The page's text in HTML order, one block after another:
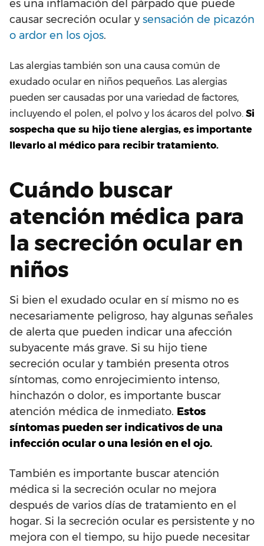
es una inflamación del párpado que puede
causar secreción ocular ysensación de picazón
o ardor en los ojos.
Las alergias también son una causa común de
exudado ocular en niños pequeños. Las alergias
pueden ser causadas por una variedad de factores,
incluyendo el polen, el polvo y los ácaros del polvo. Si
sospecha que su hijo tiene alergias, es importante
llevarlo al médico para recibir tratamiento.
Cuándo buscar
atención médica para
la secreción ocular en
niños
Si bien el exudado ocular en sí mismo no es
necesariamente peligroso, hay algunas señales
de alerta que pueden indicar una afección
subyacente más grave. Si su hijo tiene
secreción ocular y también presenta otros
síntomas, como enrojecimiento intenso,
hinchazón o dolor, es importante buscar
atención médica de inmediato. Estos
síntomas pueden ser indicativos de una
infección ocular o una lesión en el ojo.
También es importante buscar atención
médica si la secreción ocular no mejora
después de varios días de tratamiento en el
hogar. Si la secreción ocular es persistente y no
mejora con el tiempo, su hijo puede necesitar